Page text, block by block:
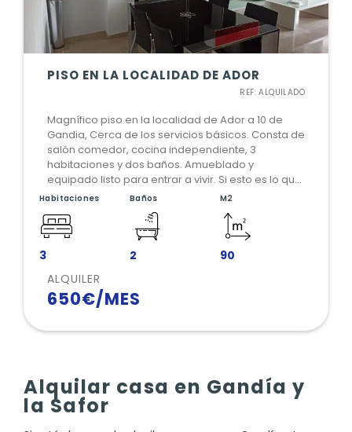
PISO EN LA LOCALIDAD DE ADOR
REF: ALQUILADO
Magnífico piso en la localidad de Ador a 10 de
Gandia, Cerca de los servicios básicos. Consta de
salón comedor, cocina independiente, 3
habitaciones y dos baños. Amueblado y
equipado listo para entrar a vivir. Si esto es lo que
estás buscando comunícate con nosotros.
Habitaciones
3
Baños
2
M2
90
ALQUILER
650€/MES
Alquilar casa en Gandía y
la Safor